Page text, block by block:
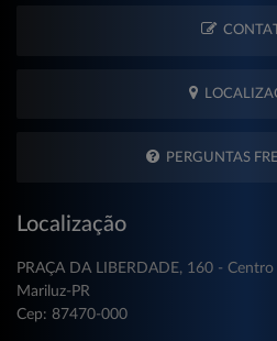
PERGUNTAS
Localização
PRAÇA DA LIBERDADE, 160 - Centro
Mariluz-PR
Cep: 87470-000